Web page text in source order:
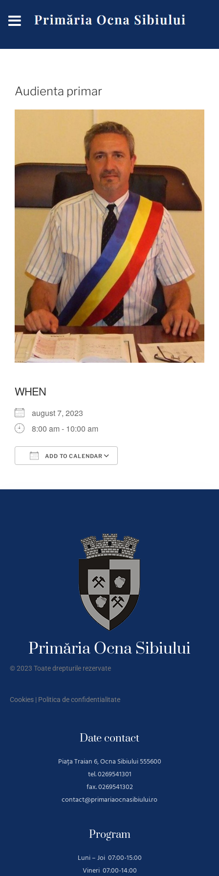
Audienta primar
WHEN
august 7, 2023
8:00 am - 10:00 am
ADD TO CALENDAR
Primăria Ocna Sibiului
© 2023 Toate drepturile rezervate
Cookies | Politica de confidentialitate
Date contact
Piața Traian 6, Ocna Sibiului 555600
tel. 0269541301
fax. 0269541302
contact@primariaocnasibiului.ro
Program
Luni – Joi 07:00-15:00
Vineri 07:00-14:00